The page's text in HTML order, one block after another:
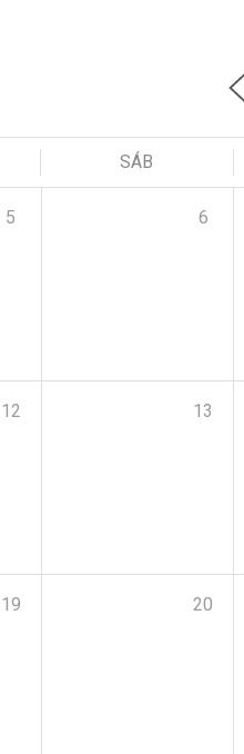
SÁB
5 6
12 13
19 20